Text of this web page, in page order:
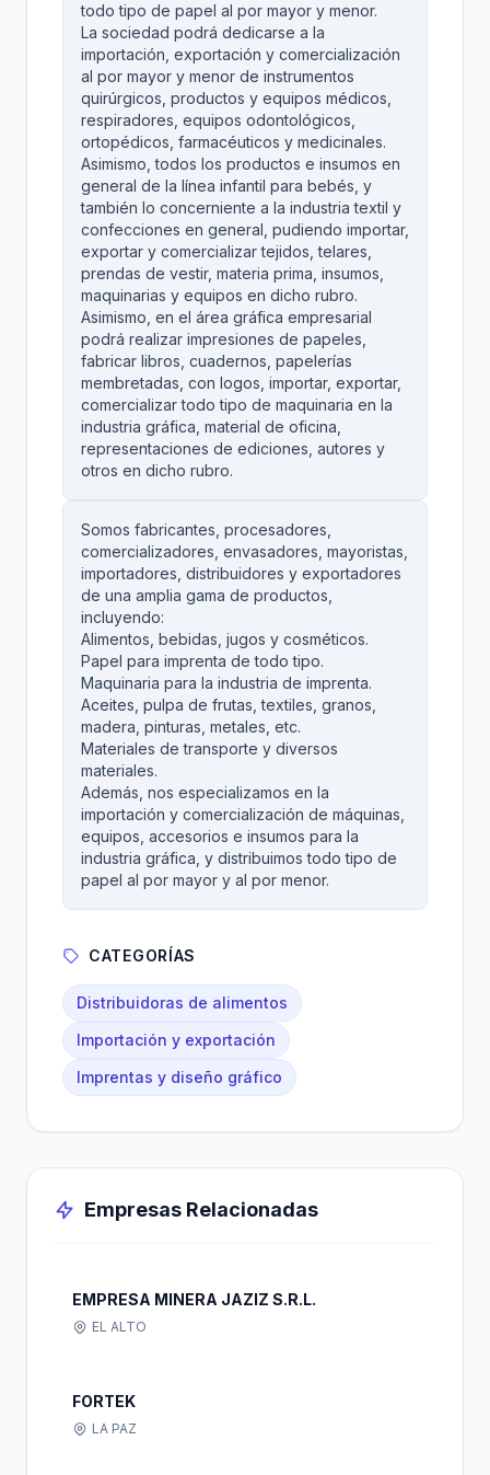
todo tipo de papel al por mayor y menor.
La sociedad podrá dedicarse a la
importación, exportación y comercialización
al por mayor y menor de instrumentos
quirúrgicos, productos y equipos médicos,
respiradores, equipos odontológicos,
ortopédicos, farmacéuticos y medicinales.
Asimismo, todos los productos e insumos en
general de la línea infantil para bebés, y
también lo concerniente a la industria textil y
confecciones en general, pudiendo importar,
exportar y comercializar tejidos, telares,
prendas de vestir, materia prima, insumos,
maquinarias y equipos en dicho rubro.
Asimismo, en el área gráfica empresarial
podrá realizar impresiones de papeles,
fabricar libros, cuadernos, papelerías
membretadas, con logos, importar, exportar,
comercializar todo tipo de maquinaria en la
industria gráfica, material de oficina,
representaciones de ediciones, autores y
otros en dicho rubro.
Somos fabricantes, procesadores,
comercializadores, envasadores, mayoristas,
importadores, distribuidores y exportadores
de una amplia gama de productos,
incluyendo:
Alimentos, bebidas, jugos y cosméticos.
Papel para imprenta de todo tipo.
Maquinaria para la industria de imprenta.
Aceites, pulpa de frutas, textiles, granos,
madera, pinturas, metales, etc.
Materiales de transporte y diversos
materiales.
Además, nos especializamos en la
importación y comercialización de máquinas,
equipos, accesorios e insumos para la
industria gráfica, y distribuimos todo tipo de
papel al por mayor y al por menor.
CATEGORÍAS
Distribuidoras de alimentos
Importación y exportación
Imprentas y diseño gráfico
Empresas Relacionadas
EMPRESA MINERA JAZIZ S.R.L.
EL ALTO
FORTEK
LA PAZ